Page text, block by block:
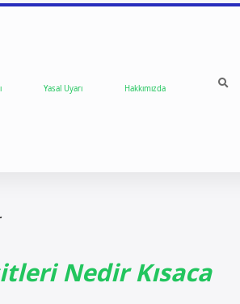
Yasal Uyarı Hakkımızda
Nedir Kısaca